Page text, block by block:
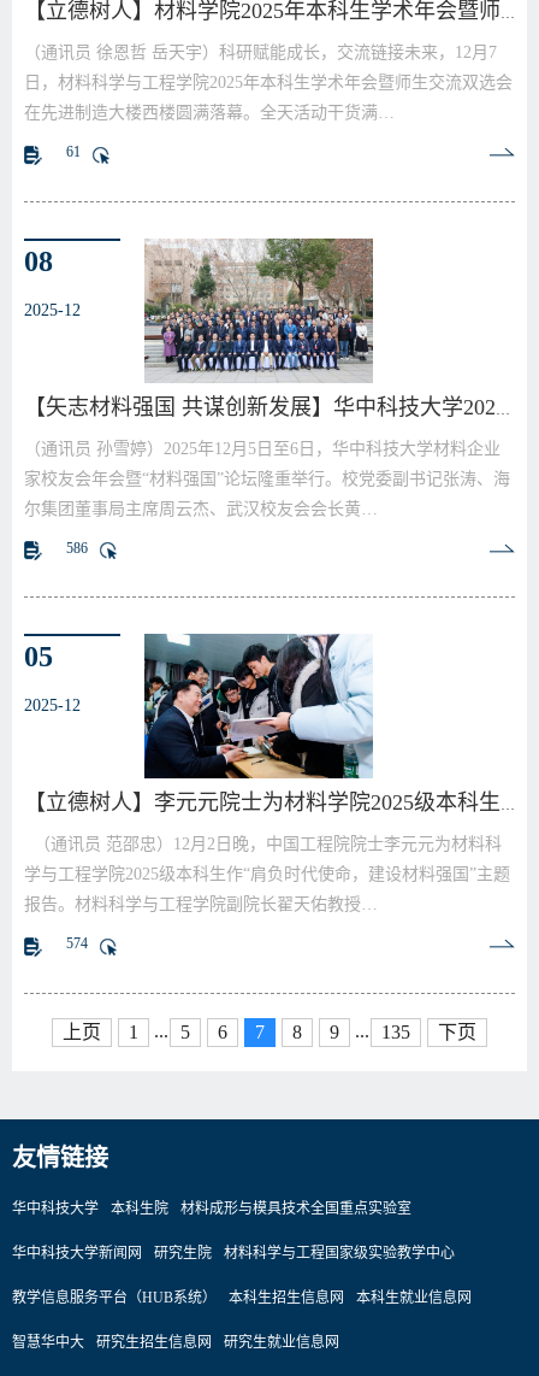
（通讯员 徐恩哲 岳天宇）科研赋能成长，交流链接未来，12月7
日，材料科学与工程学院2025年本科生学术年会暨师生交流双选会
在先进制造大楼西楼圆满落幕。全天活动干货满…
61
08
2025-12
（通讯员 孙雪婷）2025年12月5日至6日，华中科技大学材料企业
家校友会年会暨“材料强国”论坛隆重举行。校党委副书记张涛、海
尔集团董事局主席周云杰、武汉校友会会长黄…
586
05
2025-12
【立德树人】李元元院士为材料学院2025级本科生作“…
（通讯员 范邵忠）12月2日晚，中国工程院院士李元元为材料科
学与工程学院2025级本科生作“肩负时代使命，建设材料强国”主题
报告。材料科学与工程学院副院长翟天佑教授…
574
上页 1 ... 5 6 7 8 9 ... 135 下页
友情链接
华中科技大学 本科生院 材料成形与模具技术全国重点实验室
华中科技大学新闻网 研究生院 材料科学与工程国家级实验教学中心
教学信息服务平台（HUB系统） 本科生招生信息网 本科生就业信息网
智慧华中大 研究生招生信息网 研究生就业信息网